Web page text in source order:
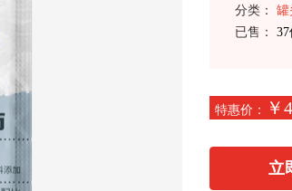
分类： 罐
已售：
特惠价： ￥
立